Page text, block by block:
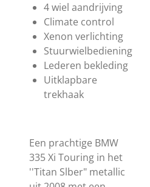
4 wiel aandrijving
Climate control
Xenon verlichting
Stuurwielbediening
Lederen bekleding
Uitklapbare
trekhaak
Een prachtige BMW
335 Xi Touring in het
''Titan Slber" metallic